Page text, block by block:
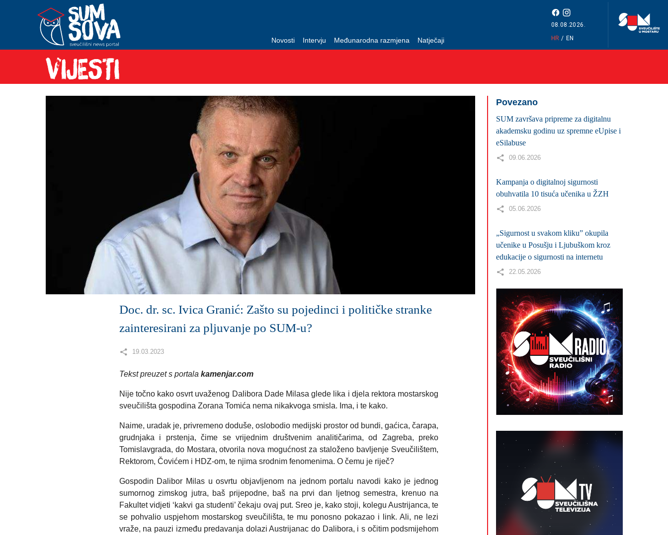
Novosti Intervju Međunarodna razmjena Natječaji
08.08.2026.
HR / EN
Doc. dr. sc. Ivica Granić: Zašto su pojedinci i političke stranke
zainteresirani za pljuvanje po SUM-u?
19.03.2023
Tekst preuzet s portala kamenjar.com
Nije točno kako osvrt uvaženog Dalibora Dade Milasa glede lika i djela rektora mostarskog
sveučilišta gospodina Zorana Tomića nema nikakvoga smisla. Ima, i te kako.
Naime, uradak je, privremeno doduše, oslobodio medijski prostor od bundi, gaćica, čarapa,
grudnjaka i prstenja, čime se vrijednim društvenim analitičarima, od Zagreba, preko
Tomislavgrada, do Mostara, otvorila nova mogućnost za staloženo bavljenje Sveučilištem,
Rektorom, Čovićem i HDZ-om, te njima srodnim fenomenima. O čemu je riječ?
Gospodin Dalibor Milas u osvrtu objavljenom na jednom portalu navodi kako je jednog
sumornog zimskog jutra, baš prijepodne, baš na prvi dan ljetnog semestra, krenuo na
Fakultet vidjeti ‘kakvi ga studenti’ čekaju ovaj put. Sreo je, kako stoji, kolegu Austrijanca, te
se pohvalio uspjehom mostarskog sveučilišta, te mu ponosno pokazao i link. Ali, ne lezi
vraže, na pauzi između predavanja dolazi Austrijanac do Dalibora, i s očitim podsmijehom
Povezano
SUM završava pripreme za digitalnu
akademsku godinu uz spremne eUpise i
eSilabuse
09.06.2026
Kampanja o digitalnoj sigurnosti
obuhvatila 10 tisuća učenika u ŽZH
05.06.2026
„Sigurnost u svakom kliku” okupila
učenike u Posušju i Ljubuškom kroz
edukacije o sigurnosti na internetu
22.05.2026